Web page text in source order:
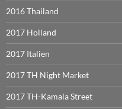
2016 Thailand
2017 Holland
2017 Italien
2017 TH Night Market
2017 TH-Kamala Street